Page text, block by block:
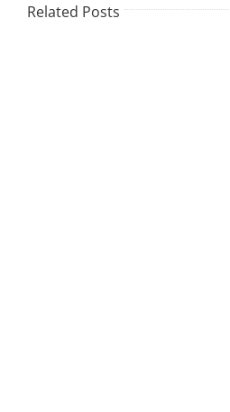
Related Posts